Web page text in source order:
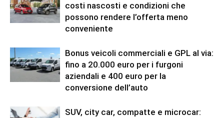
costi nascosti e condizioni che
possono rendere l’offerta meno
conveniente
Bonus veicoli commerciali e GPL al via:
fino a 20.000 euro per i furgoni
aziendali e 400 euro per la
conversione dell’auto
SUV, city car, compatte e microcar: